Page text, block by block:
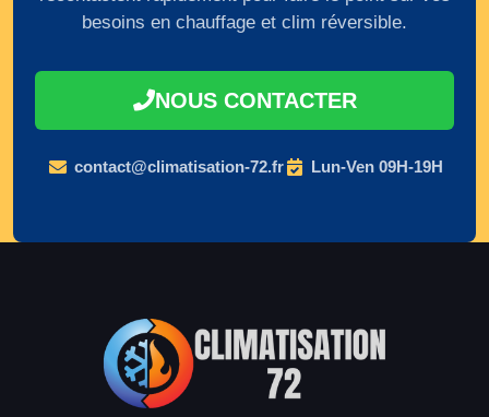
besoins en chauffage et clim réversible.
NOUS CONTACTER
contact@climatisation-72.fr Lun-Ven 09H-19H